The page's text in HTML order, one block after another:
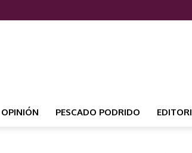
OPINIÓN PESCADO PODRIDO